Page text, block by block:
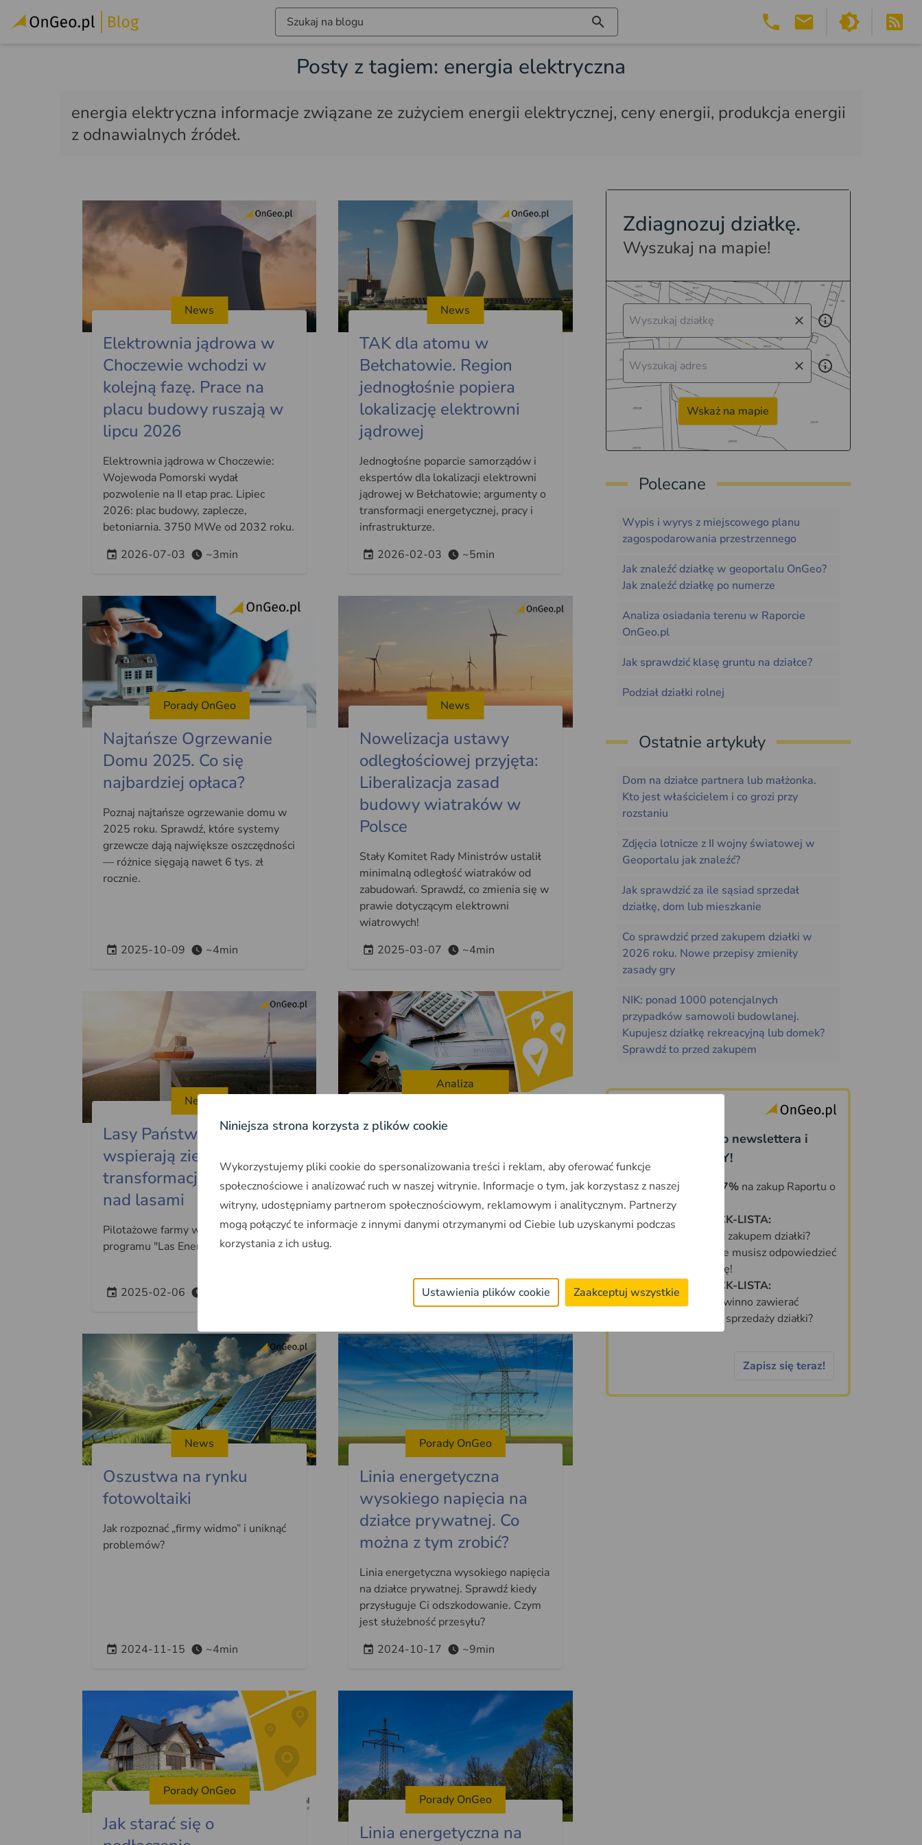
Szukaj na blogu
Posty z tagiem: energia elektryczna
energia elektryczna informacje związane ze zużyciem energii elektrycznej, ceny energii, produkcja energii
z odnawialnych źródeł.
News
Elektrownia jądrowa w
Choczewie wchodzi w
kolejną fazę. Prace na
placu budowy ruszają w
lipcu 2026
Elektrownia jądrowa w Choczewie:
Wojewoda Pomorski wydał
pozwolenie na II etap prac. Lipiec
2026: plac budowy, zaplecze,
betoniarnia. 3750 MWe od 2032 roku.
2026-07-03
~3min
News
TAK dla atomu w
Bełchatowie. Region
jednogłośnie popiera
lokalizację elektrowni
jądrowej
Jednogłośne poparcie samorządów i
ekspertów dla lokalizacji elektrowni
jądrowej w Bełchatowie; argumenty o
transformacji energetycznej, pracy i
infrastrukturze.
2026-02-03
~5min
Porady OnGeo
Najtańsze Ogrzewanie
Domu 2025. Co się
najbardziej opłaca?
Poznaj najtańsze ogrzewanie domu w
2025 roku. Sprawdź, które systemy
grzewcze dają największe oszczędności
— różnice sięgają nawet 6 tys. zł
rocznie.
2025-10-09 ~4min
News
Nowelizacja ustawy
odległościowej przyjęta:
Liberalizacja zasad
budowy wiatraków w
Polsce
Stały Komitet Rady Ministrów ustalił
minimalną odległość wiatraków od
zabudowań. Sprawdź, co zmienia się w
prawie dotyczącym elektrowni
wiatrowych!
2025-03-07
~4min
News
Lasy Państwowe
wspierają zieloną
transformację - wiatraki
nad lasami
Pilotażowe farmy wiatrowe w ramach
programu "Las Energii"
2025-02-06
Analiza
Średnie zużycie energii
prądu zużywasz
Zużycie energii elektrycznej może
zależeć od tego w jakim miejscu
mieszkasz, czy mieszkasz w domu czy
2025-01-23
~9min
News
Oszustwa na rynku
fotowoltaiki
Jak rozpoznać „firmy widmo” i uniknąć
problemów?
2024-11-15 ~4min
Porady OnGeo
Linia energetyczna
wysokiego napięcia na
działce prywatnej. Co
można z tym zrobić?
Linia energetyczna wysokiego napięcia
na działce prywatnej. Sprawdź kiedy
przysługuje Ci odszkodowanie. Czym
jest służebność przesyłu?
2024-10-17
~9min
Porady OnGeo
Jak starać się o
Porady OnGeo
Linia energetyczna na
Zdiagnozuj działkę.
Wyszukaj na mapie!
Wskaż na mapie
Polecane
Wypis i wyrys z miejscowego planu
zagospodarowania przestrzennego
Jak znaleźć działkę w geoportalu OnGeo?
Jak znaleźć działkę po numerze
Analiza osiadania terenu w Raporcie
OnGeo.pl
Jak sprawdzić klasę gruntu na działce?
Podział działki rolnej
Ostatnie artykuły
Dom na działce partnera lub małżonka.
Kto jest właścicielem i co grozi przy
rozstaniu
Zdjęcia lotnicze z II wojny światowej w
Geoportalu jak znaleźć?
Jak sprawdzić za ile sąsiad sprzedał
działkę, dom lub mieszkanie
Co sprawdzić przed zakupem działki w
2026 roku. Nowe przepisy zmieniły
zasady gry
NIK: ponad 1000 potencjalnych
przypadków samowoli budowlanej.
Kupujesz działkę rekreacyjną lub domek?
Sprawdź to przed zakupem
Dołącz do naszego newslettera i
odbierz PREZENTY!
KOD ZNIŻKOWY 7%na zakup Raportu o
Terenie OnGeo.pl
DARMOWA CHECK-LISTA:
Co sprawdzić przed zakupem działki?
70 PYTAŃ, na które musisz odpowiedzieć
zanim kupisz działkę!
DARMOWA CHECK-LISTA:
Jakie informacje powinno zawierać
idealne ogłoszenie sprzedaży działki?
Zapisz się teraz!
Niniejsza strona korzysta z plików cookie
Wykorzystujemy pliki cookie do spersonalizowania treści i reklam, aby oferować funkcje
społecznościowe i analizować ruch w naszej witrynie. Informacje o tym, jak korzystasz z naszej
witryny, udostępniamy partnerom społecznościowym, reklamowym i analitycznym. Partnerzy
mogą połączyć te informacje z innymi danymi otrzymanymi od Ciebie lub uzyskanymi podczas
korzystania z ich usług.
Ustawienia plików cookie Zaakceptuj wszystkie